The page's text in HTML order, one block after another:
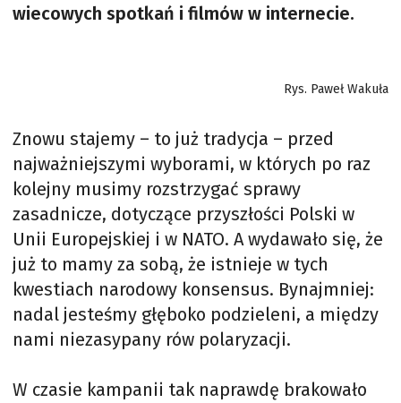
wiecowych spotkań i filmów w internecie.
Rys. Paweł Wakuła
Znowu stajemy – to już tradycja – przed
najważniejszymi wyborami, w których po raz
kolejny musimy rozstrzygać sprawy
zasadnicze, dotyczące przyszłości Polski w
Unii Europejskiej i w NATO. A wydawało się, że
już to mamy za sobą, że istnieje w tych
kwestiach narodowy konsensus. Bynajmniej:
nadal jesteśmy głęboko podzieleni, a między
nami niezasypany rów polaryzacji.
W czasie kampanii tak naprawdę brakowało